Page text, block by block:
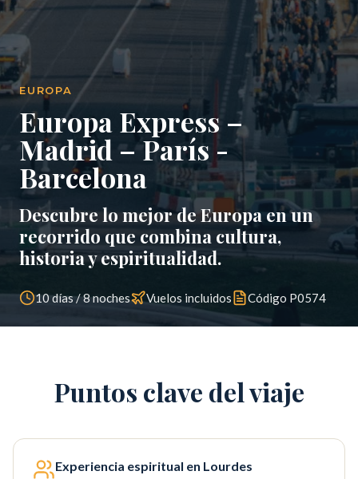
EUROPA
Europa Express –
Madrid – París -
Barcelona
Descubre lo mejor de Europa en un
recorrido que combina cultura,
historia y espiritualidad.
10 días / 8 noches Vuelos incluidos Código P0574
Puntos clave del viaje
Experiencia espiritual en Lourdes